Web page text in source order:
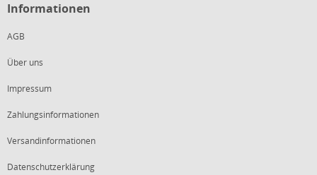
Informationen
AGB
Über uns
Impressum
Zahlungsinformationen
Versandinformationen
Datenschutzerklärung